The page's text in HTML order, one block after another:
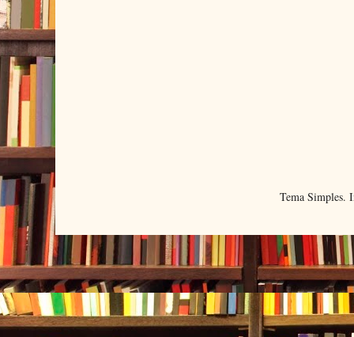
Tema Simples.